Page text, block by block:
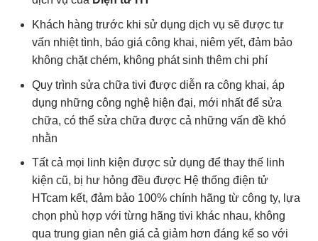
Khách hàng trước khi sử dụng dịch vụ sẽ được tư
vấn nhiệt tình, báo giá công khai, niêm yết, đảm bảo
không chặt chém, không phát sinh thêm chi phí
Quy trình sửa chữa tivi được diễn ra công khai, áp
dụng những công nghệ hiện đại, mới nhất để sửa
chữa, có thể sửa chữa được cả những vấn đề khó
nhằn
Tất cả mọi linh kiện được sử dụng để thay thế linh
kiện cũ, bị hư hỏng đều được Hệ thống điện tử
HTcam kết, đảm bảo 100% chính hãng từ công ty, lựa
chọn phù hợp với từng hãng tivi khác nhau, không
qua trung gian nên giá cả giảm hơn đáng kể so với